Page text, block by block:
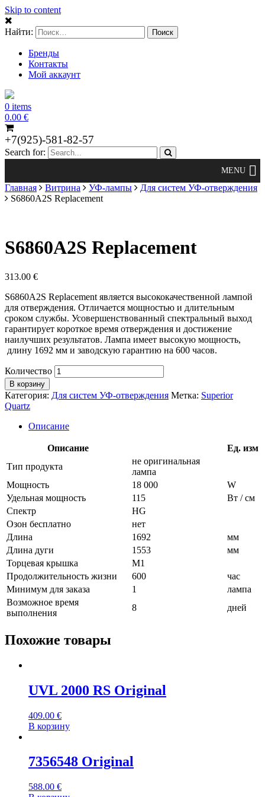
Skip to content
Найти:
Бренды
Контакты
Мой аккаунт
0 items
0.00 €
+7(925)-581-82-57
Search for:
Главная Витрина УФ-лампы
Для систем УФ-отверждения
S6860A2S Replacement
S6860A2S Replacement
313.00 €
S6860A2S Replacement является высококачественной лампой
для отверждения. Отличается мощностью и длительным
сроком службы. Усовершенствованный спектральный выход
гарантирует короткое время отверждения и достижение
наилучших результатов. Лампа имеет высокую мощность,
длину 1692 мм и заводскую гарантию на 600 часов.
Количество
В корзину
Категория: Для систем УФ-отверждения Метка: Superior
Quartz
Описание
Описание
Ед. изм
Тип продукта
не оригинальная
лампа
Мощность
18 000
W
Удельная мощность
115
Вт / см
Спектр
HG
Озон бесплатно
нет
Длина
1692
мм
Длина дуги
1553
мм
Торцевая крышка
M1
Продолжительность жизни
600
час
Минимум для заказа
1
лампа
Возможное время
выполнения
8 дней
Похожие товары
UVL 2000 RS Original
409.00 €
В корзину
7356548 Original
588.00 €